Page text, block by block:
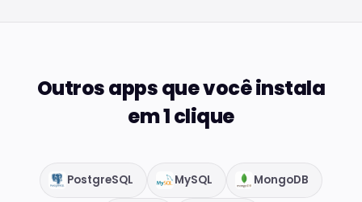
Outros apps que você instala
em 1 clique
PostgreSQL MySQL MongoDB